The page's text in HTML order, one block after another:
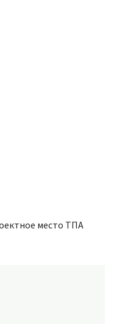
место ТПА